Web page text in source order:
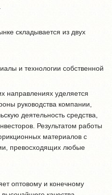
складывается из двух
и технологии собственной
направлениях уделяется
руководства компании,
деятельность средства,
Результатом работы
материалов с
превосходящих любые
оптовому и конечному